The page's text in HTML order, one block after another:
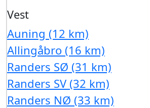
Vest
Auning (12 km)
Allingåbro (16 km)
Randers SØ (31 km)
Randers SV (32 km)
Randers NØ (33 km)